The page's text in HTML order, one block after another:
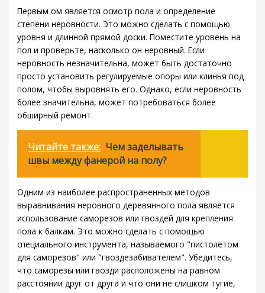
Первым ом является осмотр пола и определение
степени неровности. Это можно сделать с помощью
уровня и длинной прямой доски. Поместите уровень на
пол и проверьте, насколько он неровный. Если
неровность незначительна, может быть достаточно
просто установить регулируемые опоры или клинья под
полом, чтобы выровнять его. Однако, если неровность
более значительна, может потребоваться более
обширный ремонт.
Читайте также: Чем заделывать
швы между фанерой на полу?
Одним из наиболее распространенных методов
выравнивания неровного деревянного пола является
использование саморезов или гвоздей для крепления
пола к балкам. Это можно сделать с помощью
специального инструмента, называемого "пистолетом
для саморезов" или "гвоздезабивателем". Убедитесь,
что саморезы или гвозди расположены на равном
расстоянии друг от друга и что они не слишком тугие,